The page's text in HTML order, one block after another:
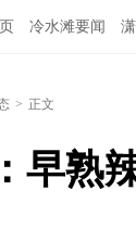
冷水滩要闻
> 正文
早熟